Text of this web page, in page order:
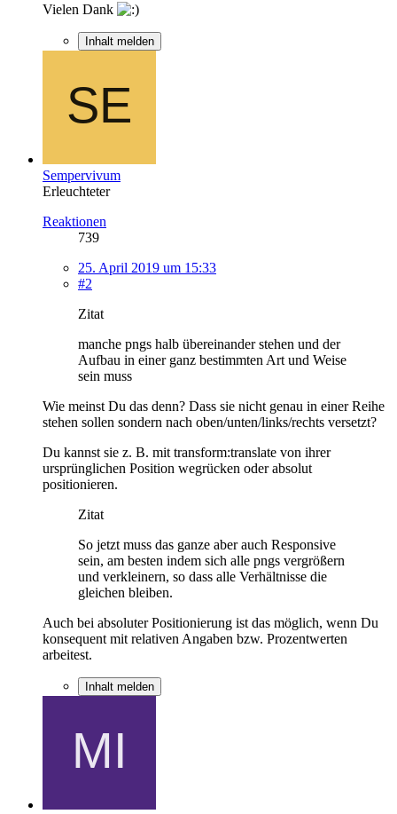
Vielen Dank
Inhalt melden
Sempervivum
Erleuchteter
Reaktionen
739
25. April 2019 um 15:33
#2
Zitat
manche pngs halb übereinander stehen und der
Aufbau in einer ganz bestimmten Art und Weise
sein muss
Wie meinst Du das denn? Dass sie nicht genau in einer Reihe
stehen sollen sondern nach oben/unten/links/rechts versetzt?
Du kannst sie z. B. mit transform:translate von ihrer
ursprünglichen Position wegrücken oder absolut
positionieren.
Zitat
So jetzt muss das ganze aber auch Responsive
sein, am besten indem sich alle pngs vergrößern
und verkleinern, so dass alle Verhältnisse die
gleichen bleiben.
Auch bei absoluter Positionierung ist das möglich, wenn Du
konsequent mit relativen Angaben bzw. Prozentwerten
arbeitest.
Inhalt melden